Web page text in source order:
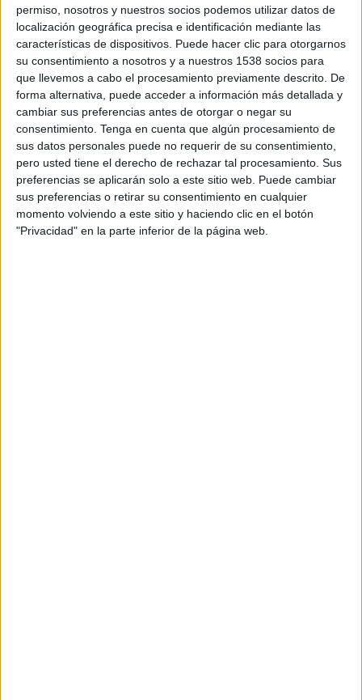
permiso, nosotros y nuestros socios podemos utilizar datos de
localización geográfica precisa e identificación mediante las
características de dispositivos. Puede hacer clic para otorgarnos
su consentimiento a nosotros y a nuestros 1538 socios para
que llevemos a cabo el procesamiento previamente descrito. De
forma alternativa, puede acceder a información más detallada y
cambiar sus preferencias antes de otorgar o negar su
consentimiento. Tenga en cuenta que algún procesamiento de
sus datos personales puede no requerir de su consentimiento,
pero usted tiene el derecho de rechazar tal procesamiento. Sus
preferencias se aplicarán solo a este sitio web. Puede cambiar
sus preferencias o retirar su consentimiento en cualquier
momento volviendo a este sitio y haciendo clic en el botón
"Privacidad" en la parte inferior de la página web.
Agencia: DDB España
Director general creativo: Jose María Roca de
Viñals
Director Creativo: Sebas May
Directores de Arte: Alba Ciércoles / Alex Pibernat
/ Sara Simoncini / Maria Herrera
Copy: Sebas May / Marta Cordomí / Santiago
Salas